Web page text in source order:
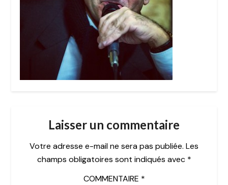
Laisser un commentaire
Votre adresse e-mail ne sera pas publiée. Les
champs obligatoires sont indiqués avec *
COMMENTAIRE *